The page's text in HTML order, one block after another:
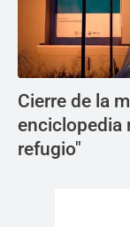
Cierre de la
enciclopedia
refugio"